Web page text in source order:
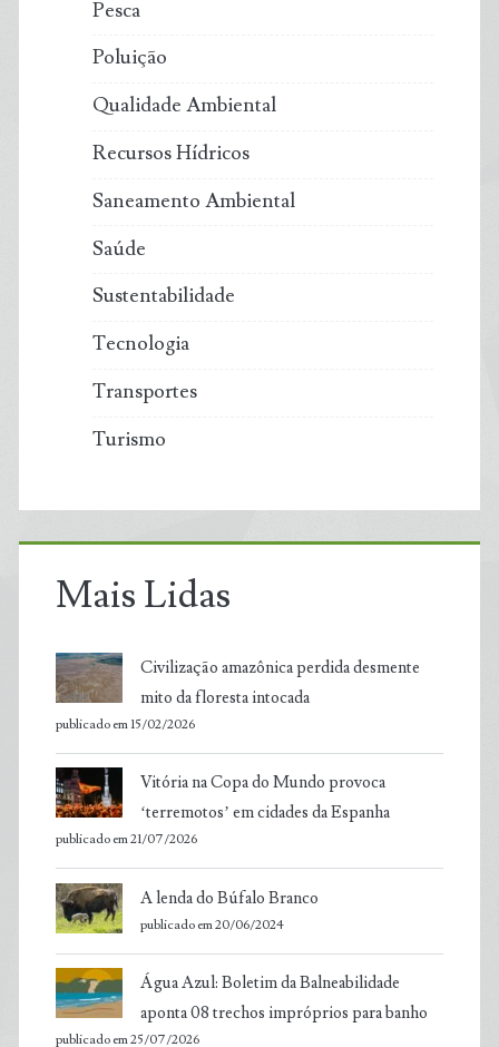
Pesca
Poluição
Qualidade Ambiental
Recursos Hídricos
Saneamento Ambiental
Saúde
Sustentabilidade
Tecnologia
Transportes
Turismo
Mais Lidas
Civilização amazônica perdida desmente
mito da floresta intocada
publicado em 15/02/2026
Vitória na Copa do Mundo provoca
‘terremotos’ em cidades da Espanha
publicado em 21/07/2026
A lenda do Búfalo Branco
publicado em 20/06/2024
Água Azul: Boletim da Balneabilidade
aponta 08 trechos impróprios para banho
publicado em 25/07/2026